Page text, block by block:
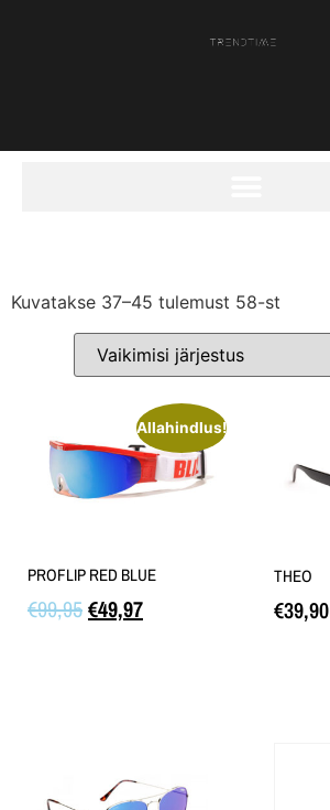
Kuvatakse 37–45 tulemust 58-st
Allahindlus!
PROFLIP RED BLUE
€99,95€49,97
THEO
€39,90